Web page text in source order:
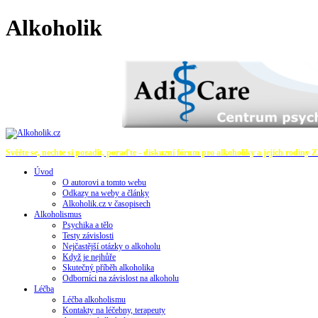
Alkoholik
Svěřte se, nechte si poradit, poraďte - diskuzní fórum pro alkoholiky a jejich rodiny
Úvod
O autorovi a tomto webu
Odkazy na weby a články
Alkoholik.cz v časopisech
Alkoholismus
Psychika a tělo
Testy závislosti
Nejčastější otázky o alkoholu
Když je nejhůře
Skutečný příběh alkoholika
Odborníci na závislost na alkoholu
Léčba
Léčba alkoholismu
Kontakty na léčebny, terapeuty